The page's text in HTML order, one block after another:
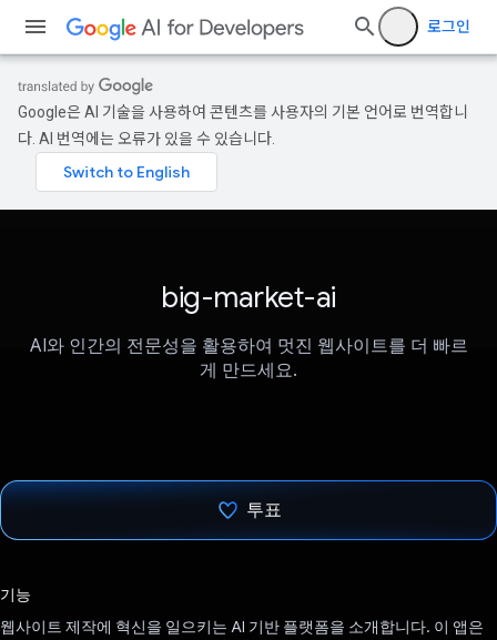
로그인
Google은 AI 기술을 사용하여 콘텐츠를 사용자의 기본 언어로 번역합니
다. AI 번역에는 오류가 있을 수 있습니다.
big-market-ai
AI와 인간의 전문성을 활용하여 멋진 웹사이트를 더 빠르
게 만드세요.
투표
기능
웹사이트 제작에 혁신을 일으키는 AI 기반 플랫폼을 소개합니다. 이 앱은